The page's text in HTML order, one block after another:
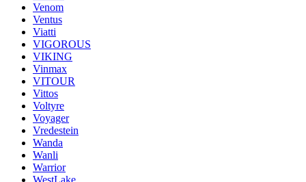
Venom
Ventus
Viatti
VIGOROUS
VIKING
Vinmax
VITOUR
Vittos
Voltyre
Voyager
Vredestein
Wanda
Wanli
Warrior
WestLake